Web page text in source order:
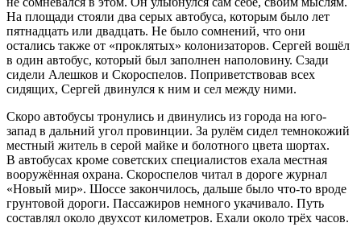
На площади стояли два серых автобуса, которым было лет
пятнадцать или двадцать. Не было сомнений, что они
остались также от «проклятых» колонизаторов. Сергей вошёл
в один автобус, который был заполнен наполовину. Сзади
сидели Алешков и Скороспелов. Поприветствовав всех
сидящих, Сергей двинулся к ним и сел между ними.
Скоро автобусы тронулись и двинулись из города на юго-
запад в дальний угол провинции. За рулём сидел темнокожий
местный житель в серой майке и болотного цвета шортах.
В автобусах кроме советских специалистов ехала местная
вооружённая охрана. Скороспелов читал в дороге журнал
«Новый мир». Шоссе закончилось, дальше было что-то вроде
грунтовой дороги. Пассажиров немного укачивало. Путь
составлял около двухсот километров. Ехали около трёх часов.